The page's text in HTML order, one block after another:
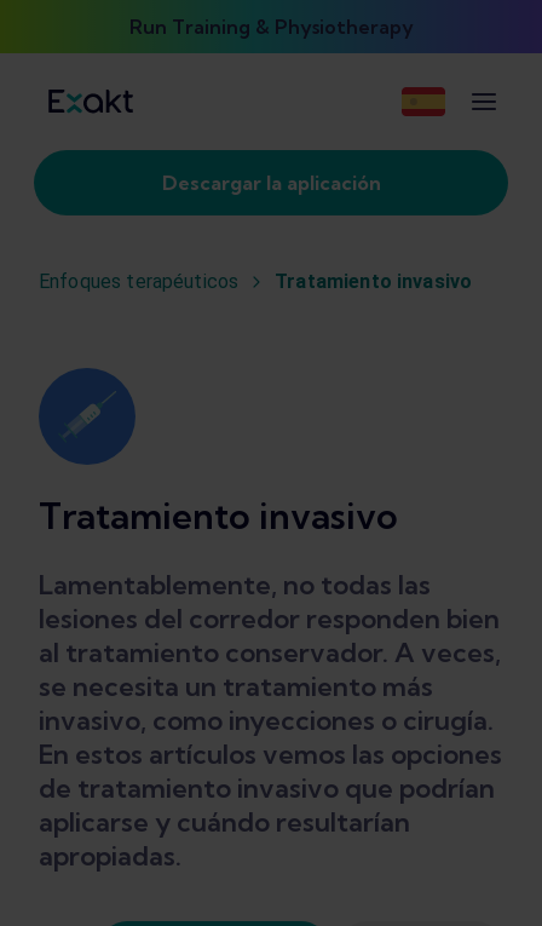
Run Training & Physiotherapy
Descargar la aplicación
Enfoques terapéuticos Tratamiento invasivo
Tratamiento invasivo
Lamentablemente, no todas las
lesiones del corredor responden bien
al tratamiento conservador. A veces,
se necesita un tratamiento más
invasivo, como inyecciones o cirugía.
En estos artículos vemos las opciones
de tratamiento invasivo que podrían
aplicarse y cuándo resultarían
apropiadas.